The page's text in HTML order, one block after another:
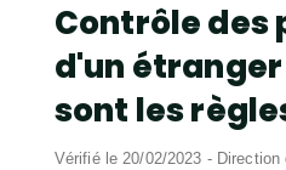
Contrôle des
d'un
sont les
Vérifié le 20/02/2023 -